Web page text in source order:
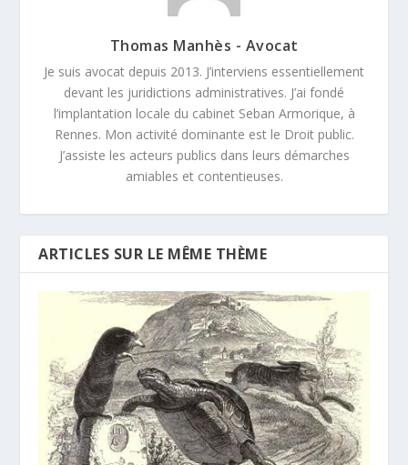
Thomas Manhès - Avocat
Je suis avocat depuis 2013. J’interviens essentiellement
devant les juridictions administratives. J’ai fondé
l’implantation locale du cabinet Seban Armorique, à
Rennes. Mon activité dominante est le Droit public.
J’assiste les acteurs publics dans leurs démarches
amiables et contentieuses.
ARTICLES SUR LE MÊME THÈME